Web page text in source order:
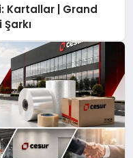
Kartallar | Grand